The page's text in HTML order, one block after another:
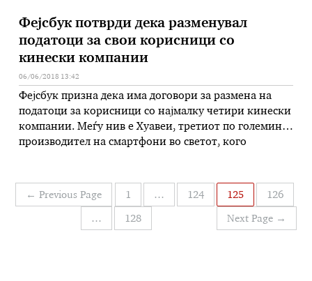
Фејсбук потврди дека разменувал
податоци за свои корисници со
кинески компании
06/06/2018 13:42
Фејсбук призна дека има договори за размена на
податоци за корисници со најмалку четири кинески
компании. Меѓу нив е Хуавеи, третиот по големина
производител на смартфони во светот, кого
поради тврдења поврзани со начинот на кој
постапува со личните податоци. Кинеските
компании Хуавеи, Леново, …
Навигација
← Previous Page 1 … 124 125 126
… 128 Next Page →